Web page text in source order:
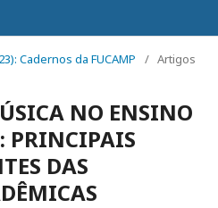
Cadernos da FUCAMP / Artigos
NO ENSINO
PRINCIPAIS
DAS